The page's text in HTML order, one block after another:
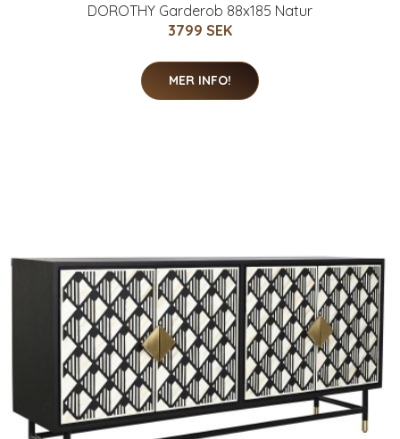
DOROTHY Garderob 88x185 Natur
3799 SEK
MER INFO!